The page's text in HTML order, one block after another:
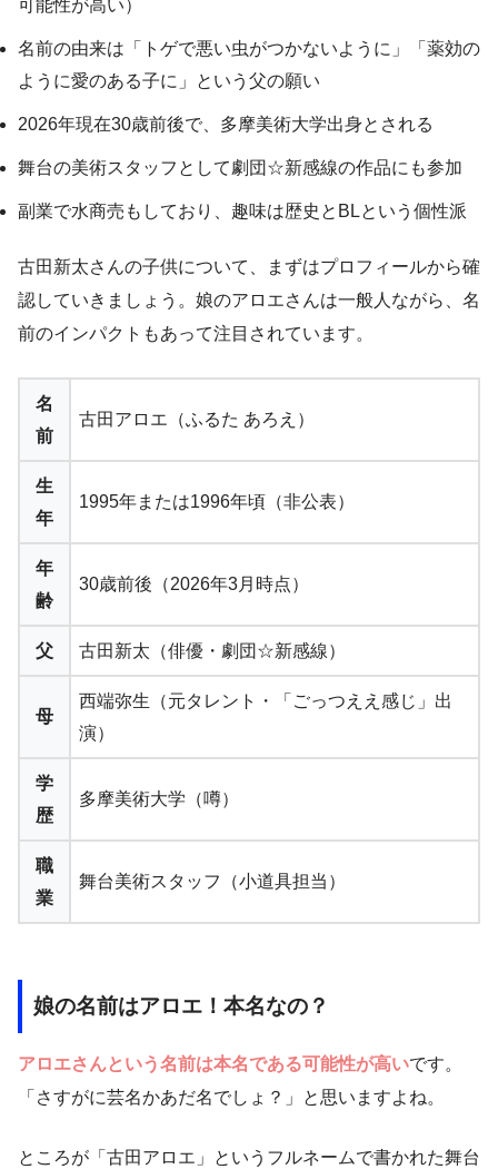
可能性が高い）
名前の由来は「トゲで悪い虫がつかないように」「薬効の
ように愛のある子に」という父の願い
2026年現在30歳前後で、多摩美術大学出身とされる
舞台の美術スタッフとして劇団☆新感線の作品にも参加
副業で水商売もしており、趣味は歴史とBLという個性派
古田新太さんの子供について、まずはプロフィールから確
認していきましょう。娘のアロエさんは一般人ながら、名
前のインパクトもあって注目されています。
名
前
古田アロエ（ふるた あろえ）
生
年
1995年または1996年頃（非公表）
年
齢
30歳前後（2026年3月時点）
父 古田新太（俳優・劇団☆新感線）
母
西端弥生（元タレント・「ごっつええ感じ」出
演）
学
歴
多摩美術大学（噂）
職
業
舞台美術スタッフ（小道具担当）
娘の名前はアロエ！本名なの？
アロエさんという名前は本名である可能性が高いです。
「さすがに芸名かあだ名でしょ？」と思いますよね。
ところが「古田アロエ」というフルネームで書かれた舞台